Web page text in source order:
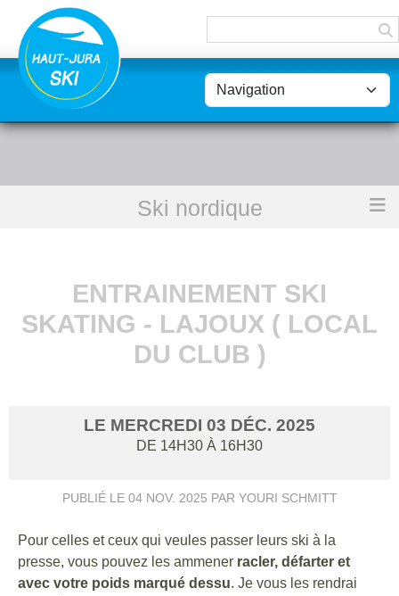
Ski nordique
Entrainement ski skating - lajoux ( local du club )
ENTRAINEMENT SKI
SKATING - LAJOUX ( LOCAL
DU CLUB )
LE MERCREDI 03 DÉC. 2025
DE 14H30 À 16H30
PUBLIÉ LE 04 NOV. 2025 PAR YOURI SCHMITT
Pour celles et ceux qui veules passer leurs ski à la
presse, vous pouvez les ammener racler, défarter et
avec votre poids marqué dessu. Je vous les rendrai
Panneau de gestion des cookies